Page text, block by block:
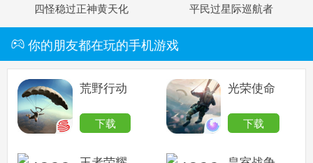
四怪稳过正神黄天化 平民过星际巡航者
你的朋友都在玩的手机游戏
荒野行动
下载
光荣使命
下载